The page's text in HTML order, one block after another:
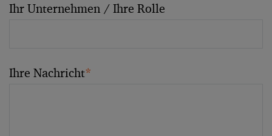
Ihr Unternehmen / Ihre Rolle
Ihre Nachricht*